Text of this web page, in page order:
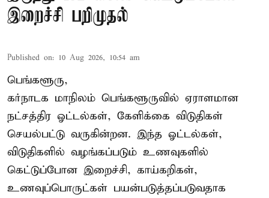
இறைச்சி பறிமுதல்
Published on: 10 Aug 2026, 10:54 am
பெங்களூரு,
கர்நாடக மாநிலம் பெங்களூருவில் ஏராளமான
நட்சத்திர ஓட்டல்கள், கேளிக்கை விடுதிகள்
செயல்பட்டு வருகின்றன. இந்த ஓட்டல்கள்,
விடுதிகளில் வழங்கப்படும் உணவுகளில்
கெட்டுப்போன இறைச்சி, காய்கறிகள்,
உணவுப்பொருட்கள் பயன்படுத்தப்படுவதாக